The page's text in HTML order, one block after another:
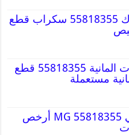
قطع غيار كاديلاك 55818355 سكراب قطع
قطع غيار سيارات المانية 55818355 قطع
مستعملة
قطع غيار أم جي MG 55818355 أرخص